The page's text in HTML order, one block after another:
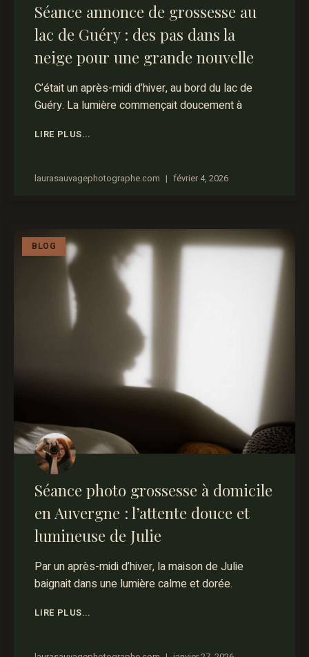
Séance annonce de grossesse au
lac de Guéry : des pas dans la
neige pour une grande nouvelle
C’était un après-midi d’hiver, au bord du lac de
Guéry. La lumière commençait doucement à
LIRE PLUS...
laurasauvagephotographe.com février 4, 2026
BLOG
Séance photo grossesse à domicile
en Auvergne : l’attente douce et
lumineuse de Julie
Par un après-midi d’hiver, la maison de Julie
baignait dans une lumière calme et dorée.
LIRE PLUS...